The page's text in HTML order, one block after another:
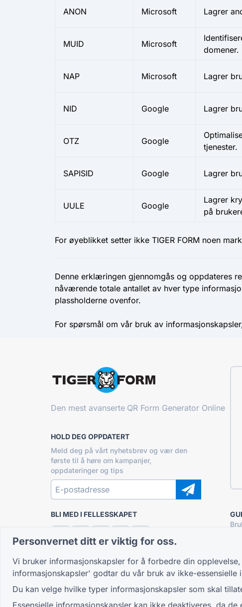
ANON Microsoft Lagrer
MUID Microsoft
domener.
NAP Microsoft Lagrer
NID Google Lagrer
OTZ Google
tjenester.
SAPISID Google Lagrer
UULE Google
Lagrer
på
For øyeblikket setter ikke TIGER FORM noen
Denne erklæringen gjennomgås og oppdateres
nåværende totale antallet av hver type
plassholderne ovenfor.
For spørsmål om vår bruk av
Den mest avanserte QR Form Generator Online
HOLD DEG OPPDATERT
Meld deg på vårt nyhetsbrev og vær den
første til å høre om kampanjer,
oppdateringer og tips
BLI MED I FELLESSKAPET
Personvernet ditt er viktig for oss.
Vi bruker informasjonskapsler for å forbedre din
informasjonskapsler' godtar du vår bruk av ikke-
Du kan velge hvilke typer informasjonskapsler som skal
Essensielle informasjonskapsler kan ikke deaktiveres, da